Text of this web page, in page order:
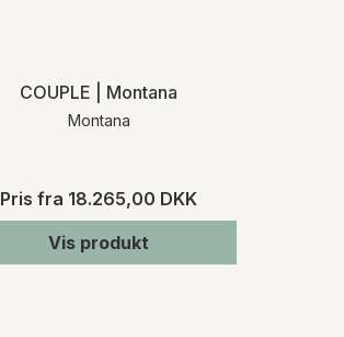
COUPLE | Montana
Montana
Pris fra 18.265,00 DKK
Vis produkt